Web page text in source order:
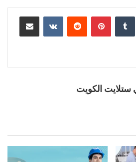
ستلايت الكويت